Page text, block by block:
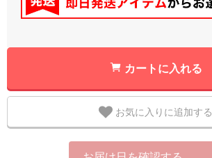
カートに入れる
お気に入りに追加する